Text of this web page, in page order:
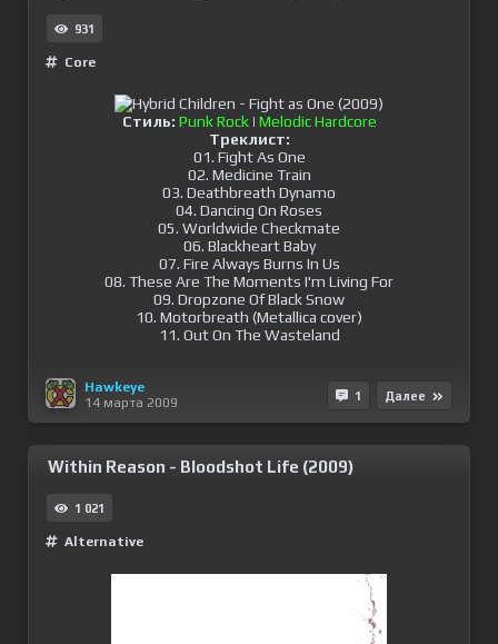
931
Сore
Стиль: Punk Rock | Melodic Hardcore
Треклист:
01. Fight As One
02. Medicine Train
03. Deathbreath Dynamo
04. Dancing On Roses
05. Worldwide Checkmate
06. Blackheart Baby
07. Fire Always Burns In Us
08. These Are The Moments I'm Living For
09. Dropzone Of Black Snow
10. Motоrbreath (Metallica cover)
11. Out On The Wasteland
Hawkeye
14 марта 2009
1 Далее
Within Reason - Bloodshot Life (2009)
1 021
Alternative